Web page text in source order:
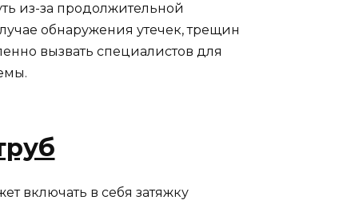
из-за продолжительной
обнаружения утечек, трещин
вызвать специалистов для
включать в себя затяжку